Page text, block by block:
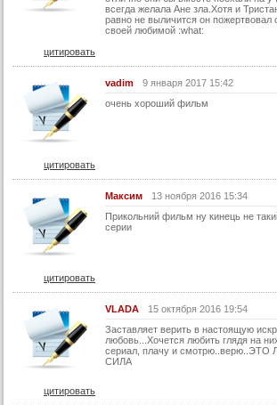
всегда желала Ане зла.Хотя и
равно не выличится он пожертвовал
своей любимой :what:
цитировать
vadim
9 января 2017 15:42
очень хороший фильм
цитировать
Максим
13 ноября 2016 15:34
Прикольний фильм ну кинець не
серии
цитировать
VLADA
15 октября 2016 19:54
Заставляет верить в настоящую
любовь...Хочется любить глядя на
сериал, плачу и
СИЛА
цитировать